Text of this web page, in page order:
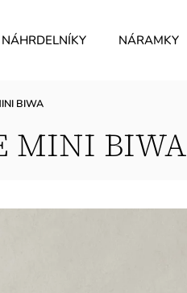
NÁHRDELNÍKY NÁRAMKY
BIWA
MINI BIWA